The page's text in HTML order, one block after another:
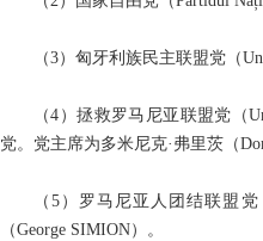
（3）匈牙利族民主联盟党（
（4）拯救罗马尼亚联盟党（
党。党主席为多米尼克·弗里茨（
（5）罗马尼亚人团结联盟
（George SIMION）。